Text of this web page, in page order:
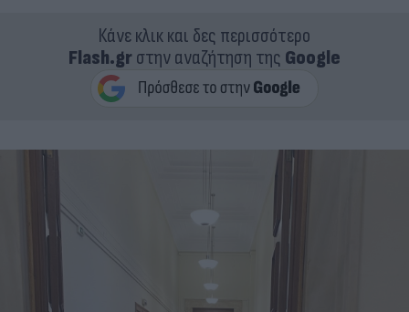
Κάνε κλικ και δες περισσότερο
Flash.grστην αναζήτηση της Google